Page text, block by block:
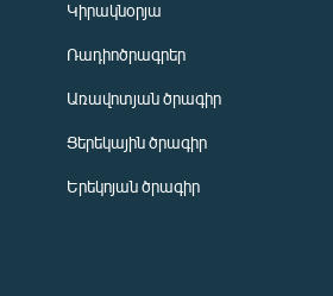
Կիրակնօրյա
Ռադիոծրագրեր
Առավոտյան ծրագիր
Ցերեկային ծրագիր
Երեկոյան ծրագիր